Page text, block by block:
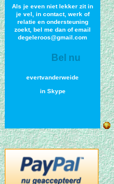
Als je even niet lekker zit in
je vel, in contact, werk of
relatie en ondersteuning
zoekt, bel me dan of email
degeleroos@gmail.com
Bel nu
evertvanderweide
in Skype